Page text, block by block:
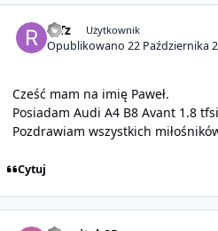
RiTz Użytkownik
Opublikowano22 Października
Cześć mam na imię Paweł.
Posiadam Audi A4 B8 Avant 1.8
Pozdrawiam wszystkich
Cytuj